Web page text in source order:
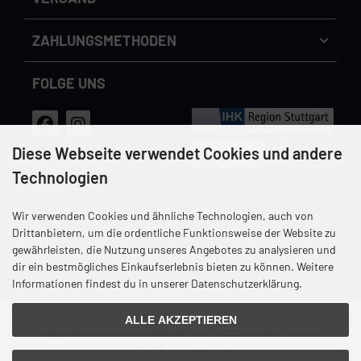
ZAHLUNGS­METHODEN
FOLGE UNS
Versandkosten Datenschutz Unsere AGB
Impressum
Widerrufsrecht & Widerrufsformular
Wusstest Du, dass 12% Deines Einkaufs in die
MEHR ERFAHREN
Diese Webseite verwendet Cookies und andere
Technologien
Wir verwenden Cookies und ähnliche Technologien, auch von
Drittanbietern, um die ordentliche Funktionsweise der Website zu
gewährleisten, die Nutzung unseres Angebotes zu analysieren und
dir ein bestmögliches Einkaufserlebnis bieten zu können. Weitere
Informationen findest du in unserer Datenschutzerklärung.
ALLE AKZEPTIEREN